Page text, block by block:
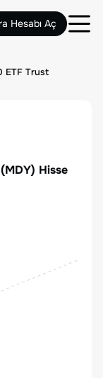
Hesabı Aç
ETF Trust
(MDY) Hisse